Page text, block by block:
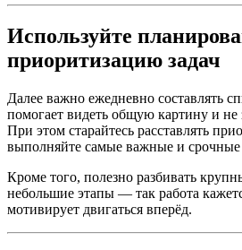
Используйте
приоритизацию задач
Далее важно ежедневно составлять
помогает видеть общую картину и не
При этом старайтесь расставлять
выполняйте самые важные и срочные
Кроме того, полезно разбивать
небольшие этапы — так работа
мотивирует двигаться вперёд.